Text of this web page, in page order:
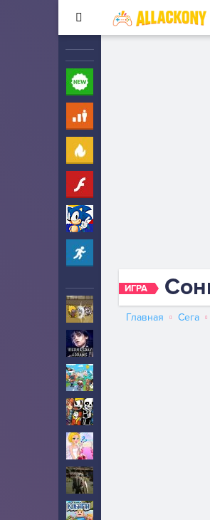
Ударный отряд котят
ИГРА
Главная Сега